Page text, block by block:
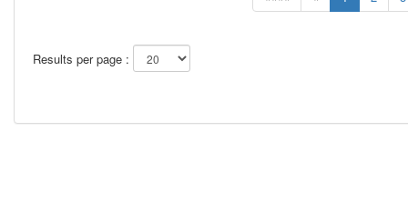
Results per page :